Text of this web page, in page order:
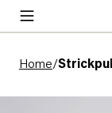
Home/